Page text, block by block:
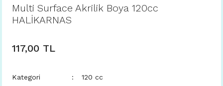
Multi Surface Akrilik Boya 120cc
HALİKARNAS
117,00 TL
Kategori
120 cc